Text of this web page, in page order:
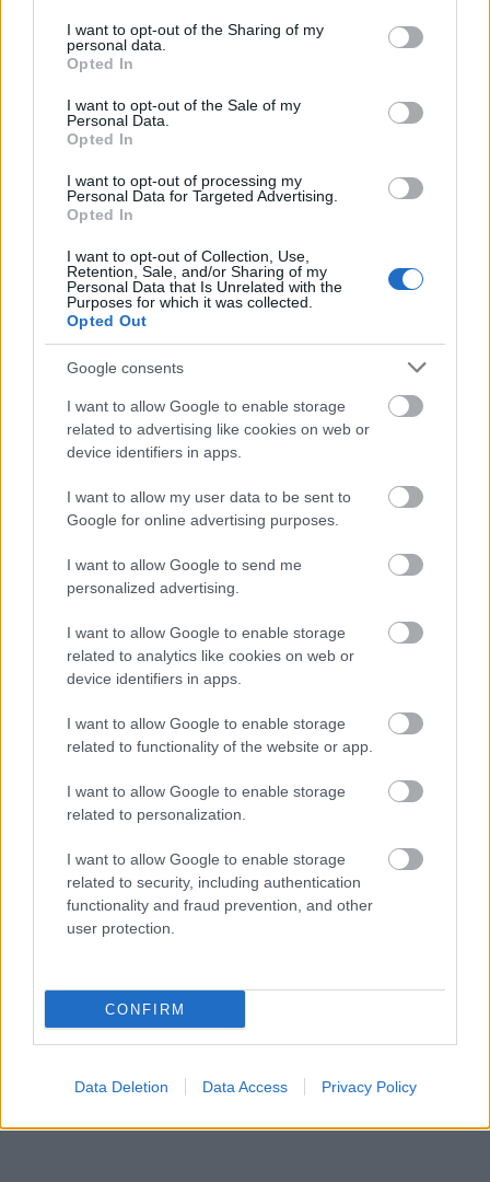
not limited to your visit or usage behaviour. You may click to
grant or deny consent to Google and its third-party tags to
use your data for below specified purposes in below Google
consent section.
I want to opt-out of the Sharing of my
personal data.
Opted In
I want to opt-out of the Sale of my
Personal Data.
Opted In
I want to opt-out of processing my
Personal Data for Targeted Advertising.
Opted In
I want to opt-out of Collection, Use,
Retention, Sale, and/or Sharing of my
Personal Data that Is Unrelated with the
Purposes for which it was collected.
Opted Out
Google consents
I want to allow Google to enable storage
related to advertising like cookies on web or
device identifiers in apps.
I want to allow my user data to be sent to
Google for online advertising purposes.
I want to allow Google to send me
personalized advertising.
I want to allow Google to enable storage
related to analytics like cookies on web or
device identifiers in apps.
I want to allow Google to enable storage
related to functionality of the website or app.
I want to allow Google to enable storage
related to personalization.
I want to allow Google to enable storage
related to security, including authentication
functionality and fraud prevention, and other
user protection.
CONFIRM
Data Deletion Data Access Privacy Policy